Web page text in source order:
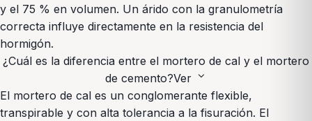
y el 75 % en volumen. Un árido con la granulometría
correcta influye directamente en la resistencia del
hormigón.
¿Cuál es la diferencia entre el mortero de cal y el mortero
de cemento?Ver expand_more
El mortero de cal es un conglomerante flexible,
transpirable y con alta tolerancia a la fisuración. El